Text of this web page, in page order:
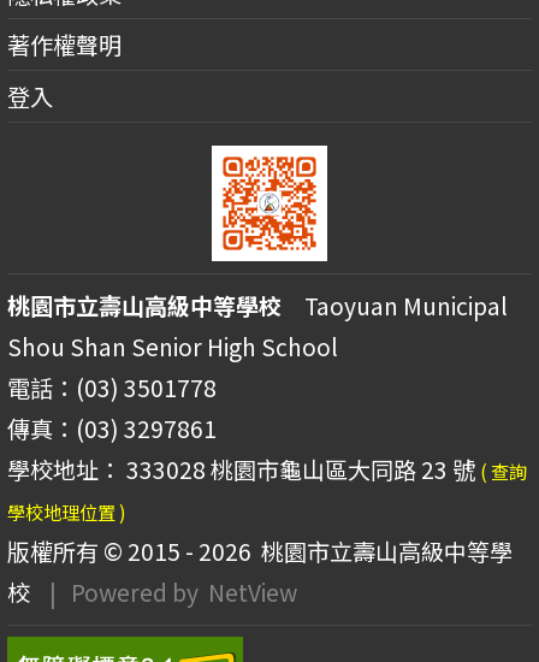
著作權聲明
登入
桃園市立壽山高級中等學校 Taoyuan Municipal
Shou Shan Senior High School
電話：(03) 3501778
傳真：(03) 3297861
學校地址： 333028 桃園市龜山區大同路 23 號 ( 查詢
學校地理位置 )
版權所有 © 2015 - 2026 桃園市立壽山高級中等學
校
| Powered by NetView